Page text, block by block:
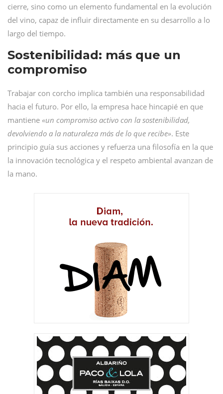
cierre, sino como un elemento fundamental en la evolución
del vino, capaz de influir directamente en su desarrollo a lo
largo del tiempo.
Sostenibilidad: más que un
compromiso
Trabajar con corcho implica también una responsabilidad
hacia el futuro. Por ello, la empresa hace hincapié en que
mantiene «un compromiso activo con la sostenibilidad,
devolviendo a la naturaleza más de lo que recibe». Este
principio guía sus acciones y refuerza una filosofía en la que
la innovación tecnológica y el respeto ambiental avanzan de
la mano.